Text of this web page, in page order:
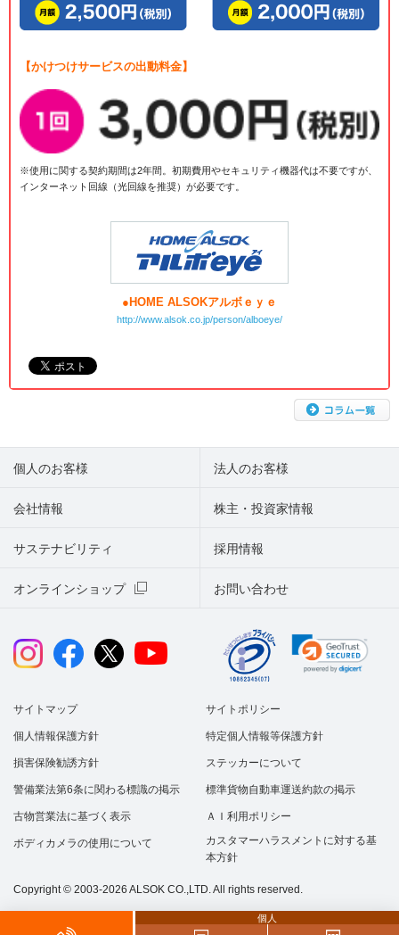
【かけつけサービスの出動料金】
※使用に関する契約期間は2年間。初期費用やセキュリティ機器代は不要ですが、
インターネット回線（光回線を推奨）が必要です。
●HOME ALSOKアルボｅｙｅ
http://www.alsok.co.jp/person/alboeye/
個人
個人のお客様 法人のお客様
会社情報 株主・投資家情報
サステナビリティ
オンラインショップ お問い合わせ
採用情報
サイトマップ サイトポリシー
個人情報保護方針 特定個人情報等保護方針
損害保険勧誘方針 ステッカーについて
警備業法第6条に関わる標識の掲示 標準貨物自動車運送約款の掲示
古物営業法に基づく表示 ＡＩ利用ポリシー
ボディカメラの使用について
カスタマーハラスメントに対する基
本方針
Copyright © 2003-2026 ALSOK CO.,LTD. All rights reserved.